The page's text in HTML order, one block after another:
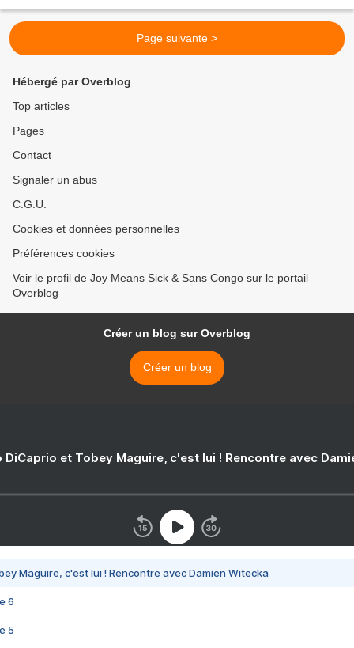
Page suivante >
Hébergé par Overblog
Top articles
Pages
Contact
Signaler un abus
C.G.U.
Cookies et données personnelles
Préférences cookies
Voir le profil de Joy Means Sick & Sans Congo sur le portail
Overblog
Créer un blog sur Overblog
Créer un blog
DiCaprio et Tobey Maguire, c'est lui ! Rencontre avec
Maguire, c'est lui ! Rencontre avec Damien Witecka
6
5